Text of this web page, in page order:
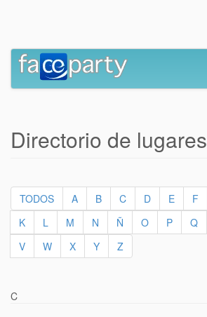
Directorio de lugares
TODOS A B C D E F
K
L M N Ñ O P Q
V
W X Y Z
C